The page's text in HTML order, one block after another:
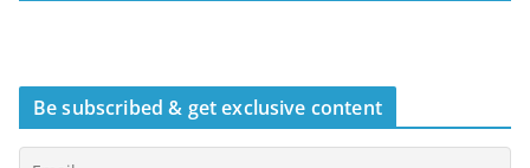
Be subscribed & get exclusive content